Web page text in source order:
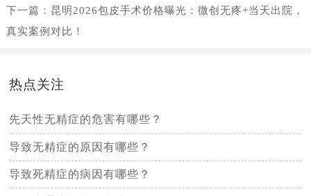
下一篇： 昆明2026包皮手术价格曝光：微创无疼+当天出院，
真实案例对比！
热点关注
先天性无精症的危害有哪些？
导致无精症的原因有哪些？
导致死精症的病因有哪些？